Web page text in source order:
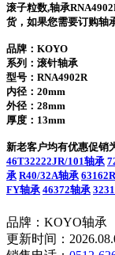
滚子粒数,轴承
货，如果您需要订购轴
品牌：KOYO
系列：滚针轴承
型号： RNA4902R
内径：20mm
外径：28mm
厚度：13mm
新老客户均有优惠促销
46T32222JR/101轴承
承 R40/32A轴承
FY轴承 46372轴承
品牌：KOYO轴承
更新时间：